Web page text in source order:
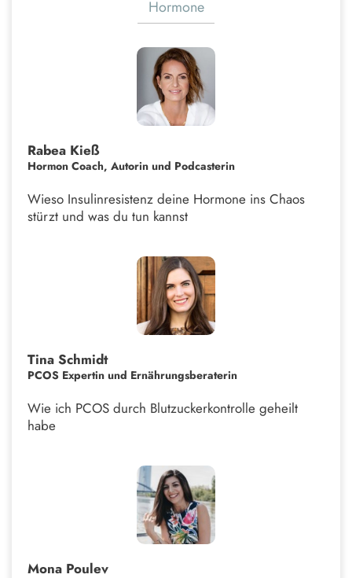
Hormone
Rabea Kieß
Hormon Coach, Autorin und Podcasterin
Wieso Insulinresistenz deine Hormone ins Chaos
stürzt und was du tun kannst
Tina Schmidt
PCOS Expertin und Ernährungsberaterin
Wie ich PCOS durch Blutzuckerkontrolle geheilt
habe
Mona Poulev